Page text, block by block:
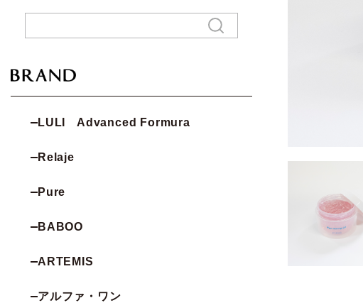
LULI Advanced Formura
Relaje
Pure
BABOO
ARTEMIS
アルファ・ワン